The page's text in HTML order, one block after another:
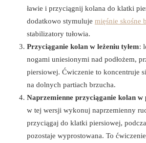
ławie i przyciągnij kolana do klatki
dodatkowo stymuluje mięśnie skośne
stabilizatory tułowia.
Przyciąganie kolan w leżeniu tyłem:
nogami uniesionymi nad podłożem,
piersiowej. Ćwiczenie to koncentruje
na dolnych partiach brzucha.
Naprzemienne przyciąganie kolan w
w tej wersji wykonuj naprzemienny
przyciągaj do klatki piersiowej,
pozostaje wyprostowana. To